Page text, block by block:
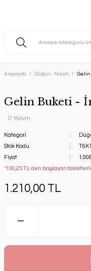
Anasayfa Düğün - Nikah Gelin
Gelin Buketi -
0 Yorum
Kategori
Stok Kodu
Fiyat
*130,25 TL den başlayan
1.210,00 TL